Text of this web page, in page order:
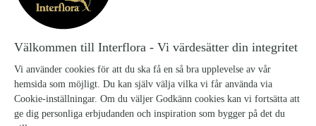
Berså i Lekeberg
Fjugesta
Storgatan 12